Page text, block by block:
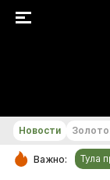
Новости
Важно: Тула